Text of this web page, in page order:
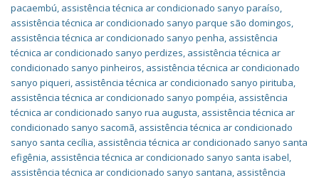
pacaembú, assistência técnica ar condicionado sanyo paraíso,
assistência técnica ar condicionado sanyo parque são domingos,
assistência técnica ar condicionado sanyo penha, assistência
técnica ar condicionado sanyo perdizes, assistência técnica ar
condicionado sanyo pinheiros, assistência técnica ar condicionado
sanyo piqueri, assistência técnica ar condicionado sanyo pirituba,
assistência técnica ar condicionado sanyo pompéia, assistência
técnica ar condicionado sanyo rua augusta, assistência técnica ar
condicionado sanyo sacomã, assistência técnica ar condicionado
sanyo santa cecília, assistência técnica ar condicionado sanyo santa
efigênia, assistência técnica ar condicionado sanyo santa isabel,
assistência técnica ar condicionado sanyo santana, assistência